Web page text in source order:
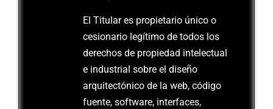
El Titular es propietario único o
cesionario legítimo de todos los
derechos de propiedad intelectual
e industrial sobre el diseño
arquitectónico de la web, código
fuente, software, interfaces,